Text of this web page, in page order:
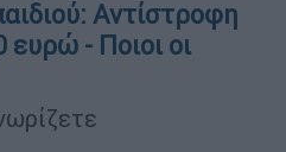
Αντίστροφη
ευρώ - Ποιοι οι